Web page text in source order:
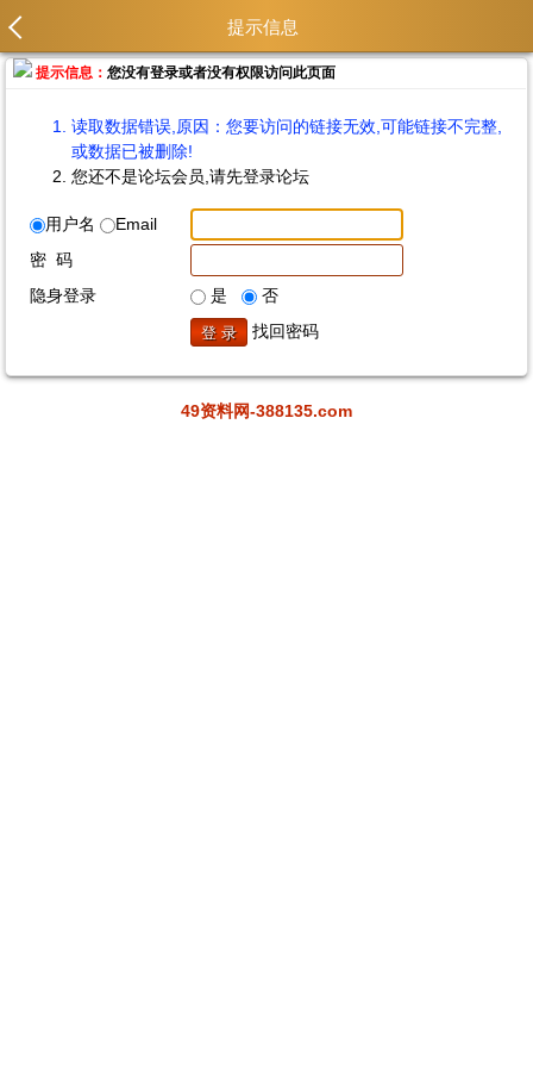
提示信息
提示信息：您没有登录或者没有权限访问此页面
读取数据错误,原因：您要访问的链接无效,可能链接不完整,
或数据已被删除!
您还不是论坛会员,请先登录论坛
用户名
Email
密 码
隐身登录
是
否
找回密码
49资料网-388135.com